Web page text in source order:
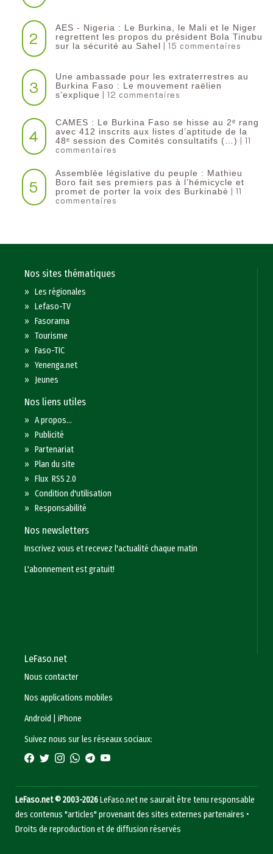
2
AES - Nigeria : Le Burkina, le Mali et le Niger
regrettent les propos du président Bola Tinubu
sur la sécurité au Sahel | 15 commentaires
3
Une ambassade pour les extraterrestres au
Burkina Faso : Le mouvement raëlien
s’explique | 12 commentaires
4
CAMES : Le Burkina Faso se hisse au 2ᵉ rang
avec 412 inscrits aux listes d’aptitude de la
48ᵉ session des Comités consultatifs (…) | 11
commentaires
5
Assemblée législative du peuple : Mathieu
Boro fait ses premiers pas à l’hémicycle et
promet de porter la voix des Burkinabè | 11
commentaires
Nos sites thématiques
»Les régionales
»Lefaso-TV
»Fasorama
»Tourisme
»Faso-TIC
»Yenenga.net
» Jeunes
Nos liens utiles
»A propos...
»Publicité
»Partenariat
»Plan du site
»Flux RSS 2.0
»Condition d'utilisation
»Responsabilité
Nos newsletters
Inscrivez vous et recevez l'actualité chaque matin
L'abonnement est gratuit!
LeFaso.net
Nous contacter
Nos applications mobiles
Android
|iPhone
Suivez nous sur les réseaux sociaux:
LeFaso.net © 2003-2026LeFaso.net ne saurait être tenu responsable
des contenus "articles" provenant des sites externes partenaires •
Droits de reproduction et de diffusion réservés